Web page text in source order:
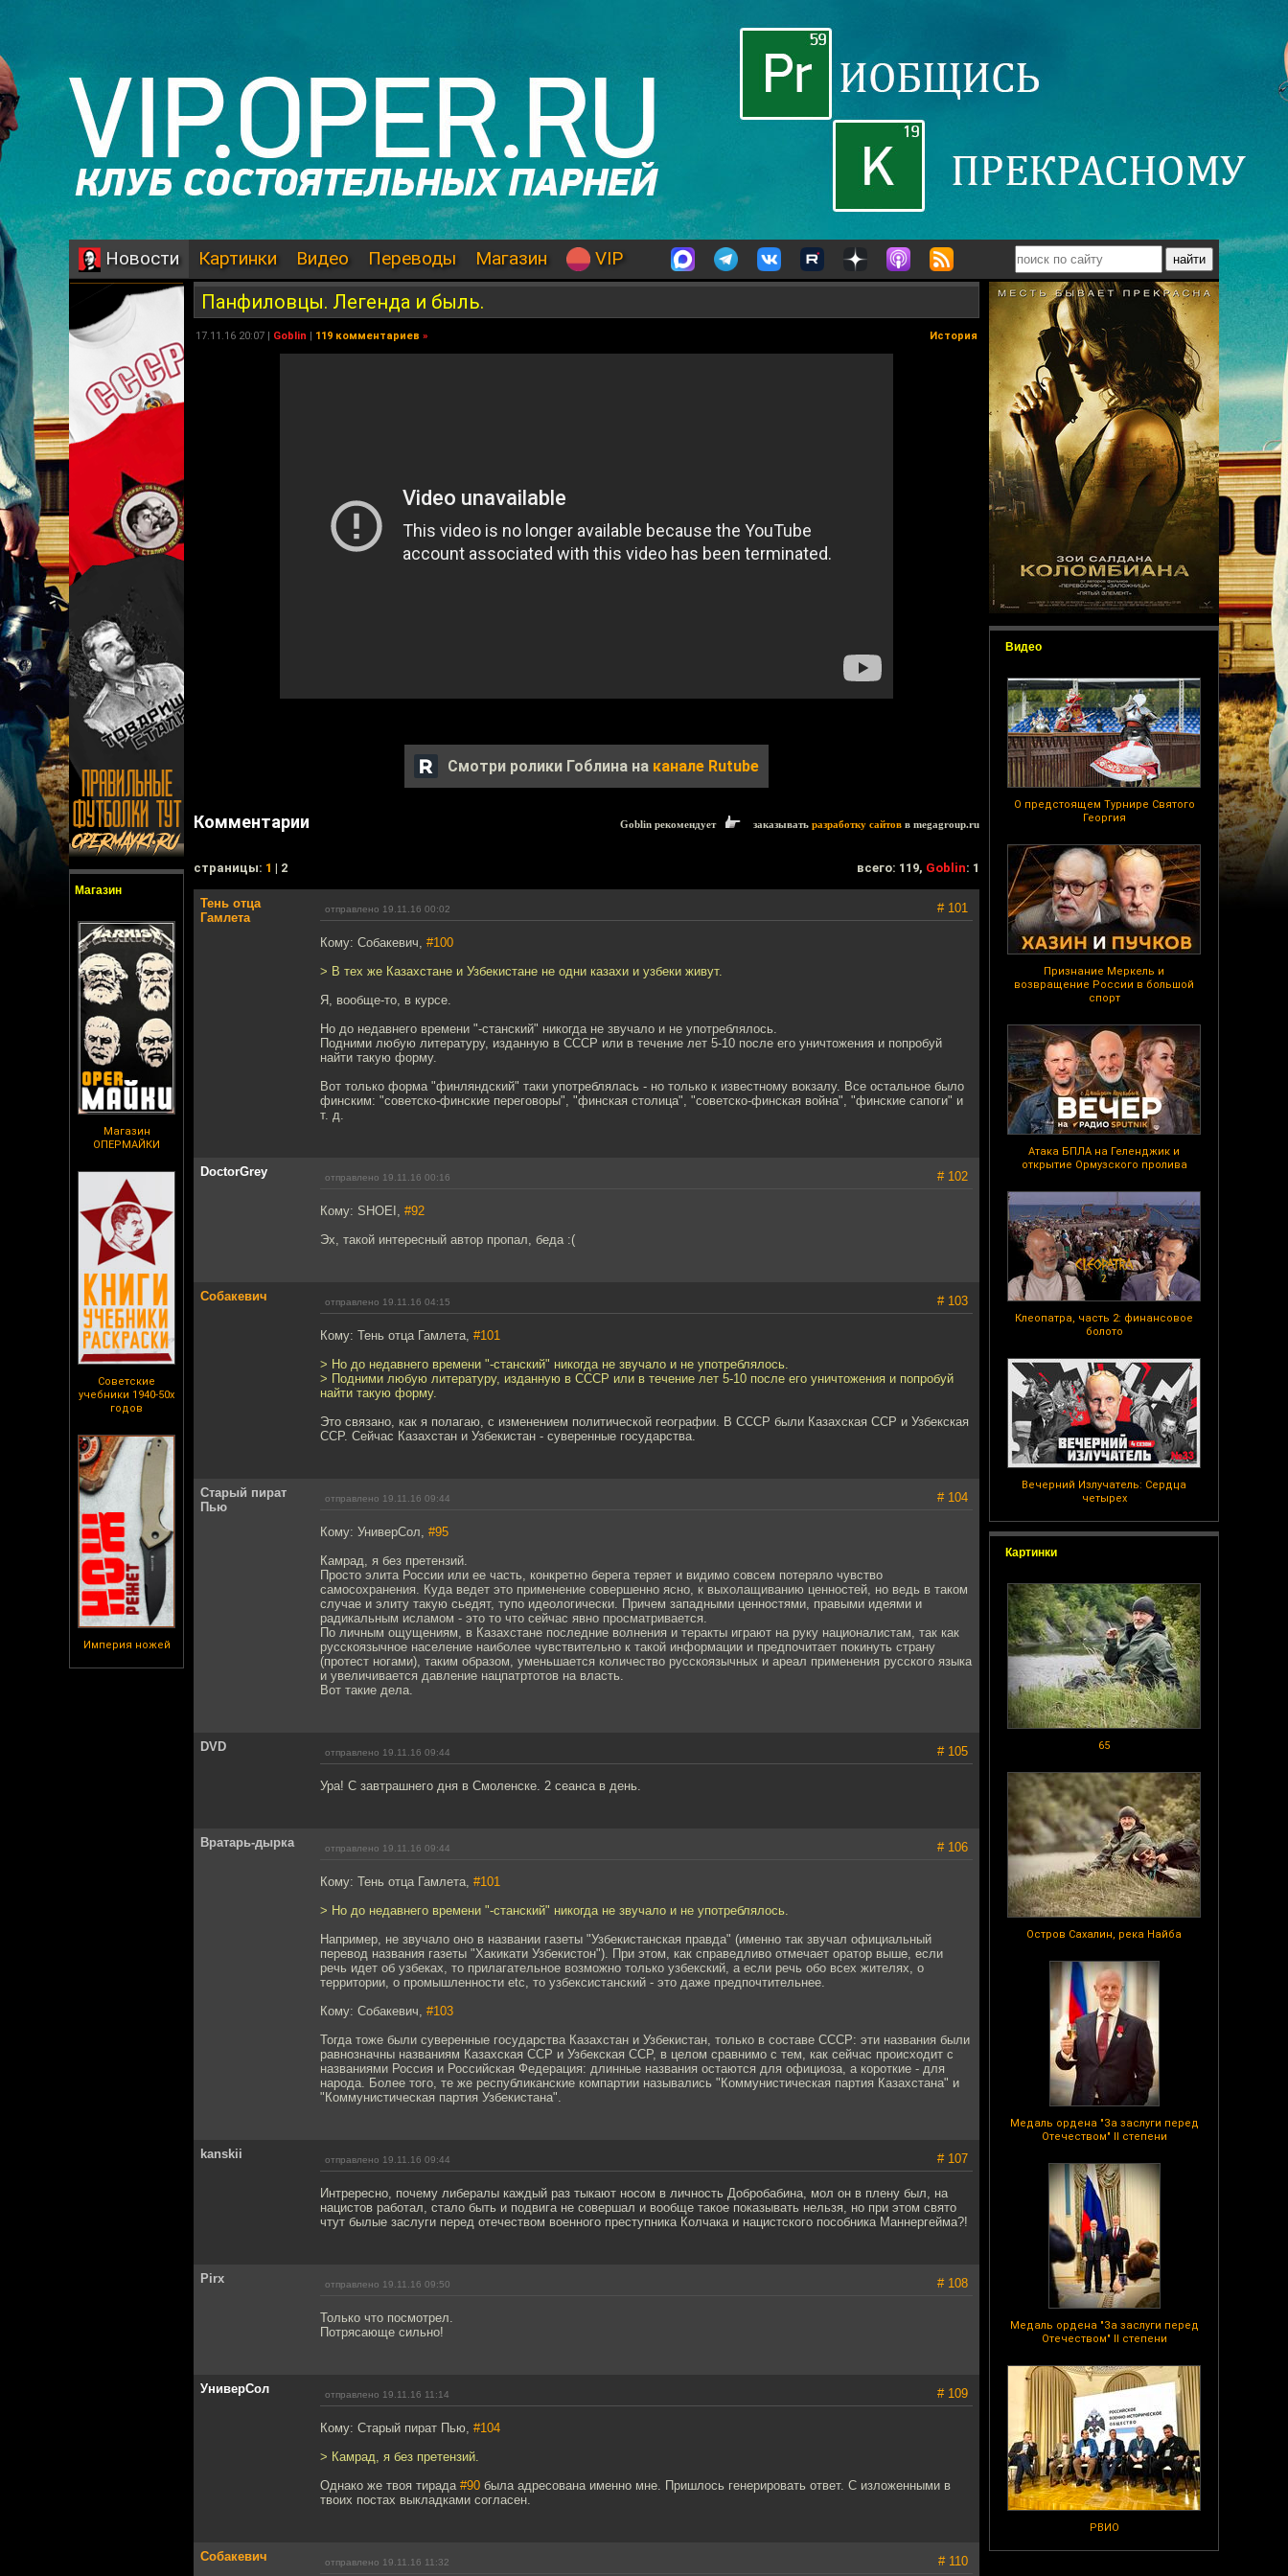
Новости Картинки Видео Переводы Магазин VIP
Магазин
Магазин
ОПЕРМАЙКИ
Советские
учебники 1940-50х
годов
Империя ножей
Видео
О предстоящем Турнире Святого
Георгия
Признание Меркель и
возвращение России в большой
спорт
Атака БПЛА на Геленджик и
открытие Ормузского пролива
Клеопатра, часть 2: финансовое
болото
Вечерний Излучатель: Сердца
четырех
Картинки
65
Остров Сахалин, река Найба
Медаль ордена "За заслуги перед
Отечеством" II степени
Медаль ордена "За заслуги перед
Отечеством" II степени
РВИО
Панфиловцы. Легенда и быль.
17.11.16 20:07 | Goblin | 119 комментариев » История
Смотри ролики Гоблина на канале Rutube
Комментарии Goblin рекомендует заказывать разработку сайтов в megagroup.ru
cтраницы: 1 | 2 всего: 119, Goblin: 1
Тень отца
Гамлета
отправлено 19.11.16 00:02 # 101
Кому: Собакевич, #100
> В тех же Казахстане и Узбекистане не одни казахи и узбеки живут.
Я, вообще-то, в курсе.
Но до недавнего времени "-станский" никогда не звучало и не употреблялось.
Подними любую литературу, изданную в СССР или в течение лет 5-10 после его уничтожения и попробуй
найти такую форму.
Вот только форма "финляндский" таки употреблялась - но только к известному вокзалу. Все остальное было
финским: "советско-финские переговоры", "финская столица", "советско-финская война", "финские сапоги" и
т. д.
DoctorGrey отправлено 19.11.16 00:16 # 102
Кому: SHOEI, #92
Эх, такой интересный автор пропал, беда :(
Собакевич отправлено 19.11.16 04:15 # 103
Кому: Тень отца Гамлета, #101
> Но до недавнего времени "-станский" никогда не звучало и не употреблялось.
> Подними любую литературу, изданную в СССР или в течение лет 5-10 после его уничтожения и попробуй
найти такую форму.
Это связано, как я полагаю, с изменением политической географии. В СССР были Казахская ССР и Узбекская
ССР. Сейчас Казахстан и Узбекистан - суверенные государства.
Старый пират
Пью
отправлено 19.11.16 09:44 # 104
Кому: УниверСол, #95
Камрад, я без претензий.
Просто элита России или ее часть, конкретно берега теряет и видимо совсем потеряло чувство
самосохранения. Куда ведет это применение совершенно ясно, к выхолащиванию ценностей, но ведь в таком
случае и элиту такую сьедят, тупо идеологически. Причем западными ценностями, правыми идеями и
радикальным исламом - это то что сейчас явно просматривается.
По личным ощущениям, в Казахстане последние волнения и теракты играют на руку националистам, так как
русскоязычное население наиболее чувствительно к такой информации и предпочитает покинуть страну
(протест ногами), таким образом, уменьшается количество русскоязычных и ареал применения русского языка
и увеличивается давление нацпатртотов на власть.
Вот такие дела.
DVD отправлено 19.11.16 09:44 # 105
Ура! С завтрашнего дня в Смоленске. 2 сеанса в день.
Вратарь-дырка отправлено 19.11.16 09:44 # 106
Кому: Тень отца Гамлета, #101
> Но до недавнего времени "-станский" никогда не звучало и не употреблялось.
Например, не звучало оно в названии газеты "Узбекистанская правда" (именно так звучал официальный
перевод названия газеты "Хакикати Узбекистон"). При этом, как справедливо отмечает оратор выше, если
речь идет об узбеках, то прилагательное возможно только узбекский, а если речь обо всех жителях, о
территории, о промышленности etc, то узбексистанский - это даже предпочтительнее.
Кому: Собакевич, #103
Тогда тоже были суверенные государства Казахстан и Узбекистан, только в составе СССР: эти названия были
равнозначны названиям Казахская ССР и Узбекская ССР, в целом сравнимо с тем, как сейчас происходит с
названиями Россия и Российская Федерация: длинные названия остаются для официоза, а короткие - для
народа. Более того, те же республиканские компартии назывались "Коммунистическая партия Казахстана" и
"Коммунистическая партия Узбекистана".
kanskii отправлено 19.11.16 09:44 # 107
Интрересно, почему либералы каждый раз тыкают носом в личность Добробабина, мол он в плену был, на
нацистов работал, стало быть и подвига не совершал и вообще такое показывать нельзя, но при этом свято
чтут былые заслуги перед отечеством военного преступника Колчака и нацистского пособника Маннергейма?!
Pirx отправлено 19.11.16 09:50 # 108
Только что посмотрел.
Потрясающе сильно!
УниверСол отправлено 19.11.16 11:14 # 109
Кому: Старый пират Пью, #104
> Камрад, я без претензий.
Однако же твоя тирада #90 была адресована именно мне. Пришлось генерировать ответ. С изложенными в
твоих постах выкладками согласен.
Собакевич отправлено 19.11.16 11:32 # 110